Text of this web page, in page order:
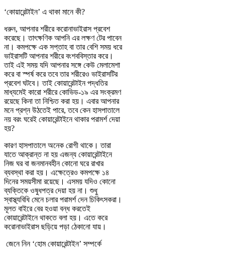
‘কোয়ারেন্টাইন’ এ থাকা মানে কী?
ধরুন, আপনার শরীরে করোনাভাইরাস প্রবেশ
করেছে। তাৎক্ষণিক আপনি এর লক্ষণ টের পাবেন
না। কমপক্ষে এক সপ্তাহ বা তার বেশি সময় ধরে
ভাইরাসটি আপনার শরীরে বংশববিস্তার করে।
তাই এই সময় যদি আপনার সঙ্গে কেউ মেলামেশা
করে বা স্পর্ষ করে তবে তার শরীরেও ভাইরাসটির
প্রবেশ ঘটবে। তাই কোয়ারেন্টাইন পদ্ধতির
মাধ্যমেই কারো শরীরে কোভিড-১৯ এর সংক্রমণ
রয়েছে কিনা তা নিশ্চিত করা হয়। এবার আপনার
মনে প্রশ্ন উঠতেই পারে, তবে কেন হাসপাতালে
নয় বরং ঘরেই কোয়ারেন্টাইনে থাকার পরামর্শ দেয়া
হয়?
কারণ হাসপাতালে অনেক রোগী থাকে। তারা
যাতে আক্রান্ত না হয় এজন্য কোয়ারেন্টাইনে
নিজ ঘর বা জনমানবহীন কোনো ঘরে রাখার
ব্যবস্থা করা হয়। এক্ষেত্রেও কমপক্ষে ১৪
দিনের সময়সীমা রয়েছে। এসময় যদিও কোনো
ব্যক্তিকে ওষুধপত্র দেয়া হয় না। শুধু
স্বাস্থ্যবিধি মেনে চলার পরামর্শ দেন চিকিৎসকরা।
মূলত বাইরে বের হওয়া বন্ধ করতেই
কোয়ারেন্টাইনে থাকতে বলা হয়। এতে করে
করোনাভাইরাস ছড়িয়ে পড়া ঠেকানো যায়।
জেনে নিন ‘হোম কোয়ারেন্টাইন’ সম্পর্কে